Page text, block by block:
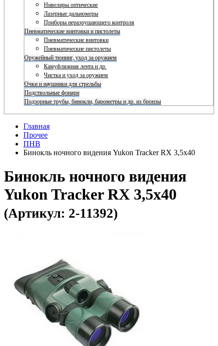
Нивелиры оптические
Лазерные дальномеры
Приборы неразрушающего контроля
Пневматические винтовки и пистолеты
Пневматические винтовки
Пневматические пистолеты
Оружейный тюнинг, уход за оружием
Камуфляжная лента и др.
Чистка и уход за оружием
Очки и наушники для стрельбы
Подствольные фонари
Подзорные трубы, бинокли, барометры и др. из бронзы
Главная
Прочее
ПНВ
Бинокль ночного видения Yukon Tracker RX 3,5x40
Бинокль ночного видения
Yukon Tracker RX 3,5x40
(Артикул: 2-11392)